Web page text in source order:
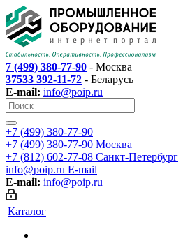
7 (499) 380-77-90 - Москва
37533 392-11-72 - Беларусь
E-mail: info@poip.ru
+7 (499) 380-77-90
+7 (499) 380-77-90 Москва
+7 (812) 602-77-08 Санкт-Петербург
info@poip.ru E-mail
E-mail: info@poip.ru
Каталог